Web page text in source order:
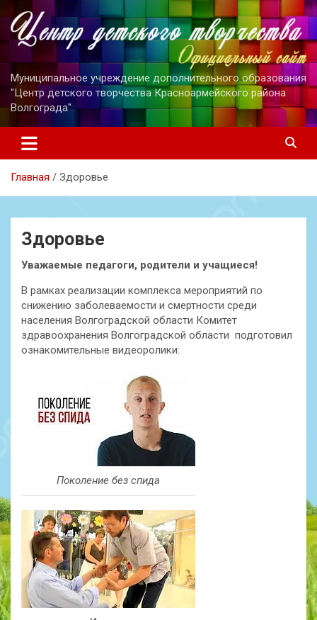
к
содержимому
Муниципальное учреждение дополнительного образования
"Центр детского творчества Красноармейского района
Волгограда"
Главная Здоровье
Здоровье
Уважаемые педагоги, родители и учащиеся!
В рамках реализации комплекса мероприятий по
снижению заболеваемости и смертности среди
населения Волгоградской области Комитет
здравоохранения Волгоградской области подготовил
ознакомительные видеоролики:
Поколение без спида